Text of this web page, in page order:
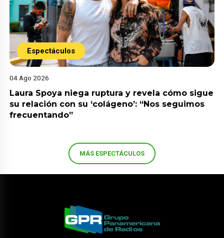
Espectáculos
04 Ago 2026
Laura Spoya niega ruptura y revela cómo sigue
su relación con su ‘colágeno’: “Nos seguimos
frecuentando”
MÁS ESPECTÁCULOS